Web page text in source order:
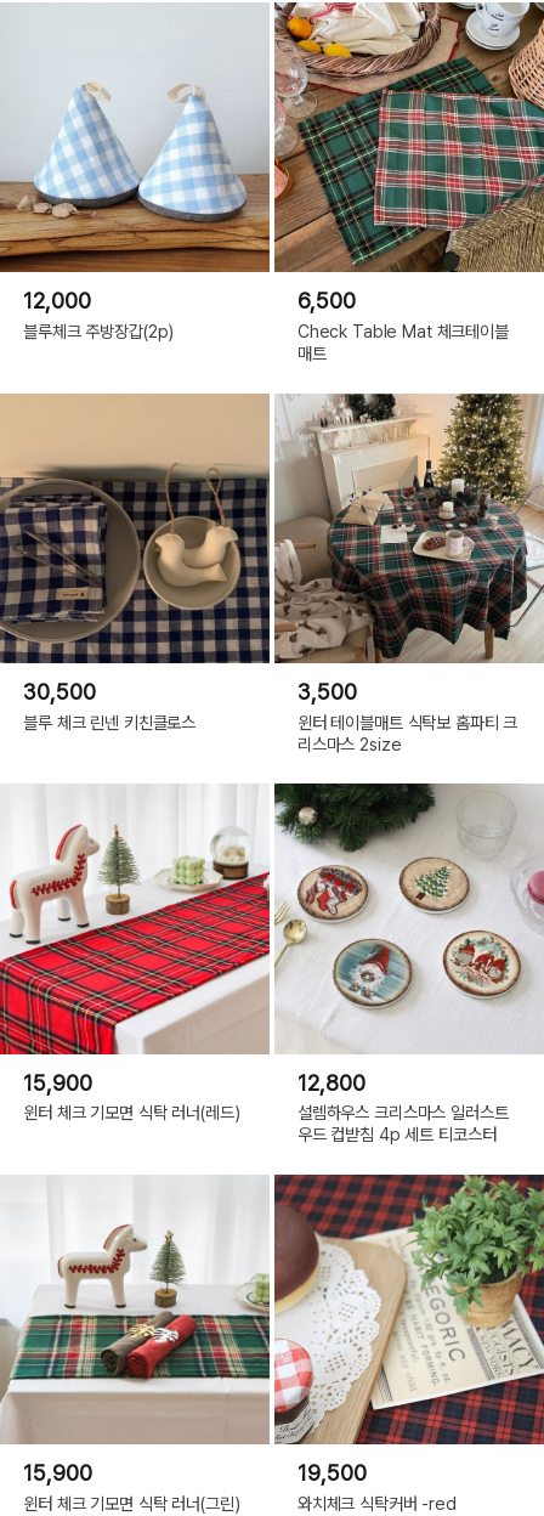
12,000
블루체크 주방장갑(2p)
6,500
Check Table Mat 체크테이블
매트
30,500
블루 체크 린넨 키친클로스
3,500
윈터 테이블매트 식탁보 홈파티 크
리스마스 2size
15,900
윈터 체크 기모면 식탁 러너(레드)
12,800
설렘하우스 크리스마스 일러스트
우드 컵받침 4p 세트 티코스터
15,900
윈터 체크 기모면 식탁 러너(그린)
19,500
와치체크 식탁커버 -red